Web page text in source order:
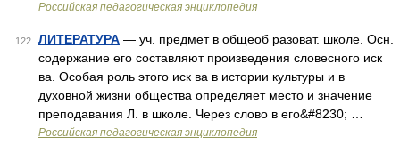
Российская педагогическая энциклопедия
122 ЛИТЕРАТУРА — уч. предмет в общеоб разоват. школе. Осн.
содержание его составляют произведения словесного иск
ва. Особая роль этого иск ва в истории культуры и в
духовной жизни общества определяет место и значение
преподавания Л. в школе. Через слово в его&#8230; …
Российская педагогическая энциклопедия